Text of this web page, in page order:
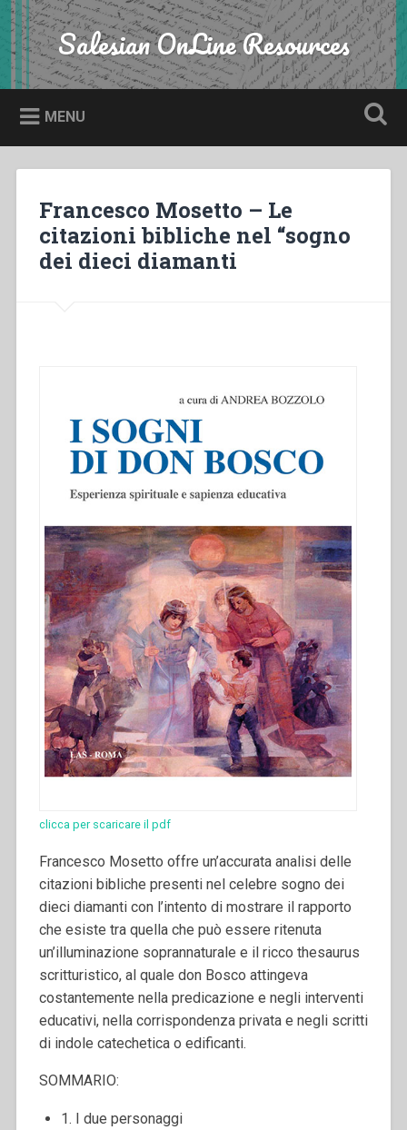
Skip
to
content
Search Salesian OnLine Resources
MENU
Francesco Mosetto – Le
citazioni bibliche nel “sogno
dei dieci diamanti
clicca per scaricare il pdf
Francesco Mosetto offre un’accurata analisi delle
citazioni bibliche presenti nel celebre sogno dei
dieci diamanti con l’intento di mostrare il rapporto
che esiste tra quella che può essere ritenuta
un’illuminazione soprannaturale e il ricco thesaurus
scritturistico, al quale don Bosco attingeva
costantemente nella predicazione e negli interventi
educativi, nella corrispondenza privata e negli scritti
di indole catechetica o edificanti.
SOMMARIO:
1. I due personaggi